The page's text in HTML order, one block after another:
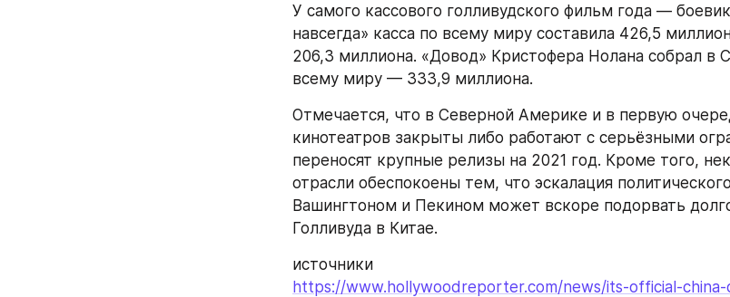
У самого кассового голливудского фильм года —
навсегда» касса по всему миру составила 426,5
206,3 миллиона. «Довод» Кристофера Нолана собрал в
всему миру — 333,9 миллиона.
Отмечается, что в Северной Америке и в первую
кинотеатров закрыты либо работают с серьёзными
переносят крупные релизы на 2021 год. Кроме того,
отрасли обеспокоены тем, что эскалация
Вашингтоном и Пекином может вскоре подорвать
Голливуда в Китае.
источники
https://www.hollywoodreporter.com/news/its-official-